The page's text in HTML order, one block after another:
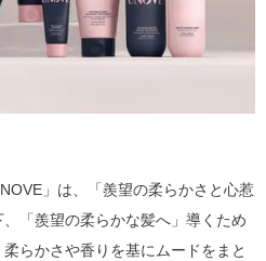
」は、「羨望の柔らかさと心惹
「羨望の柔らかな髪へ」導くため
らかさや香りを基にムードをまと